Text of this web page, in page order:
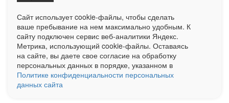
на Сетевое издание «ОрелТаймс» обязательна.
Ограниченная статистика посещаемости доступна на сайте
Liveinternet.ru . Подробная статистика для рекламодателей по запросу
у менеджера.
Реклама Документы О нас Контакты
Сайт использует cookie-файлы, чтобы сделать
ваше пребывание на нем максимально удобным. К
cайту подключен сервис веб-аналитики Яндекс.
Метрика, использующий cookie-файлы. Оставаясь
на сайте, вы даете свое согласие на обработку
персональных данных в порядке, указанном в
Политике конфиденциальности персональных
данных сайта